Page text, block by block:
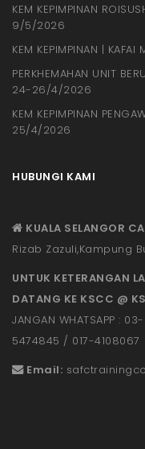
KEM KEPIMPINAN
9/5/2026
KEM KEPIMPINAN |
PERKHEMAHAN UNIT
24-26/4/2026
KEM KEPIMPINAN
25/4/2026
HUBUNGI KAMI
KUALA SELANGOR
Rizab Zazuli,Kampung
UNTUK KETERANGAN
DATANG KE KSCC @
JANGAN WHATSAPP :
5474845 / 017-4108067
Email: